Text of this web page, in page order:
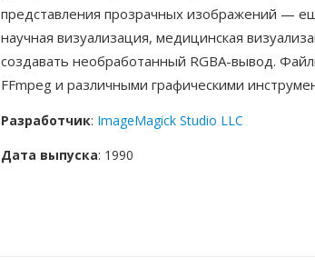
представления прозрачных изображений —
научная визуализация, медицинская
создавать необработанный RGBA-вывод.
FFmpeg и различными графическими
Разработчик: ImageMagick Studio LLC
Дата выпуска: 1990